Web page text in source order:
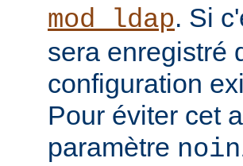
mod_ldap. Si
sera enregistré
configuration
Pour éviter cet
paramètre